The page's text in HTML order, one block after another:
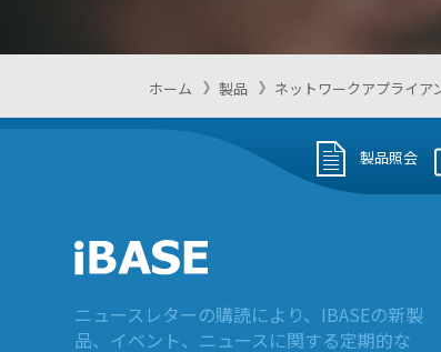
ホーム 製品 ネットワークアプライア
製品照会
ニュースレターの購読により、IBASEの新製
品、イベント、ニュースに関する定期的な